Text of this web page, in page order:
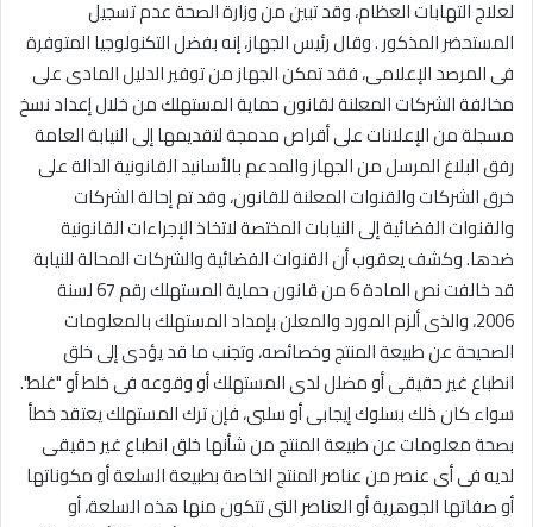
لعلاج التهابات العظام، وقد تبين من وزارة الصحة عدم تسجيل
المستحضر المذكور . وقال رئيس الجهاز، إنه بفضل التكنولوجيا المتوفرة
فى المرصد الإعلامى، فقد تمكن الجهاز من توفير الدليل المادى على
مخالفة الشركات المعلنة لقانون حماية المستهلك من خلال إعداد نسخ
مسجلة من الإعلانات على أقراص مدمجة لتقديمها إلى النيابة العامة
رفق البلاغ المرسل من الجهاز والمدعم بالأسانيد القانونية الدالة على
خرق الشركات والقنوات المعلنة للقانون، وقد تم إحالة الشركات
والقنوات الفضائية إلى النيابات المختصة لاتخاذ الإجراءات القانونية
ضدها. وكشف يعقوب أن القنوات الفضائية والشركات المحالة للنيابة
قد خالفت نص المادة 6 من قانون حماية المستهلك رقم 67 لسنة
2006، والذى ألزم المورد والمعلن بإمداد المستهلك بالمعلومات
الصحيحة عن طبيعة المنتج وخصائصه، وتجنب ما قد يؤدى إلى خلق
انطباع غير حقيقى أو مضلل لدى المستهلك أو وقوعه فى خلط أو "غلط".
سواء كان ذلك بسلوك إيجابى أو سلبى، فإن ترك المستهلك يعتقد خطأ
بصحة معلومات عن طبيعة المنتج من شأنها خلق انطباع غير حقيقى
لديه فى أى عنصر من عناصر المنتج الخاصة بطبيعة السلعة أو مكوناتها
أو صفاتها الجوهرية أو العناصر التى تتكون منها هذه السلعة، أو